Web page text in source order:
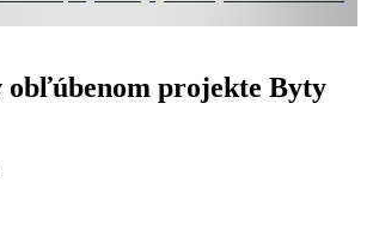
obľúbenom projekte Byty